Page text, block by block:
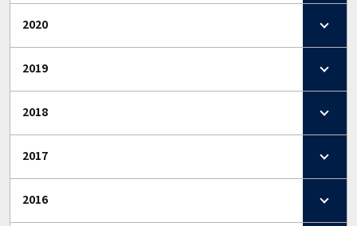
2020
2019
2018
2017
2016